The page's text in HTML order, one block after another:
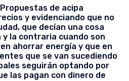
de acipa
y evidenciando que no
que decían una cosa
y la contraria cuando son
ahorrar energía y que en
que se van sucediendo
seguirán optando por
las pagan con dinero de